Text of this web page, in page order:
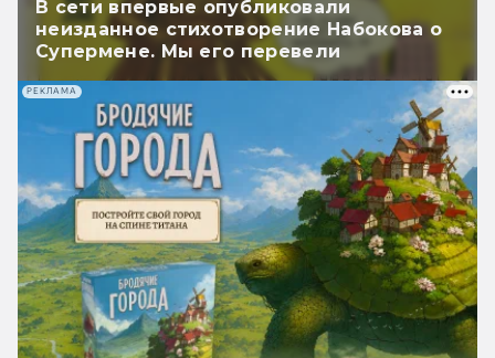
В сети впервые опубликовали
неизданное стихотворение Набокова о
Супермене. Мы его перевели
РЕКЛАМА